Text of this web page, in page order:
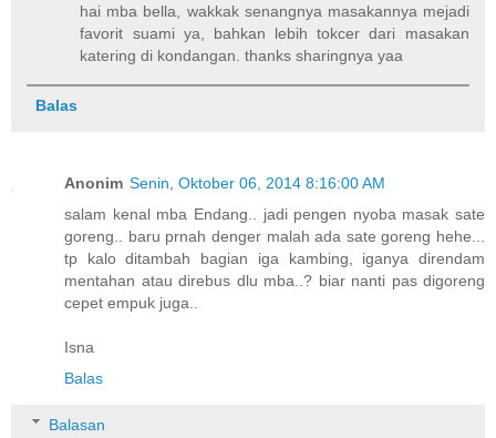
hai mba bella, wakkak senangnya masakannya mejadi
favorit suami ya, bahkan lebih tokcer dari masakan
katering di kondangan. thanks sharingnya yaa
Balas
Anonim Senin, Oktober 06, 2014 8:16:00 AM
salam kenal mba Endang.. jadi pengen nyoba masak sate
goreng.. baru prnah denger malah ada sate goreng hehe...
tp kalo ditambah bagian iga kambing, iganya direndam
mentahan atau direbus dlu mba..? biar nanti pas digoreng
cepet empuk juga..
Isna
Balas
Balasan